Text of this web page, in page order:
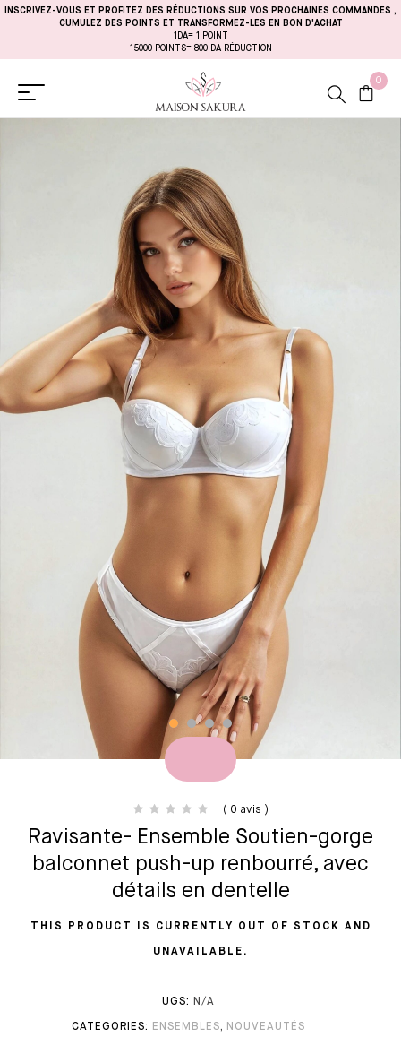
INSCRIVEZ-VOUS ET PROFITEZ DES RÉDUCTIONS SUR VOS PROCHAINES COMMANDES ,
CUMULEZ DES POINTS ET TRANSFORMEZ-LES EN BON D'ACHAT
1DA= 1 POINT
15000 POINTS= 800 DA RÉDUCTION
0
( 0 avis )
Ravisante- Ensemble Soutien-gorge
balconnet push-up renbourré, avec
détails en dentelle
THIS PRODUCT IS CURRENTLY OUT OF STOCK AND
UNAVAILABLE.
UGS: N/A
CATEGORIES: ENSEMBLES, NOUVEAUTÉS